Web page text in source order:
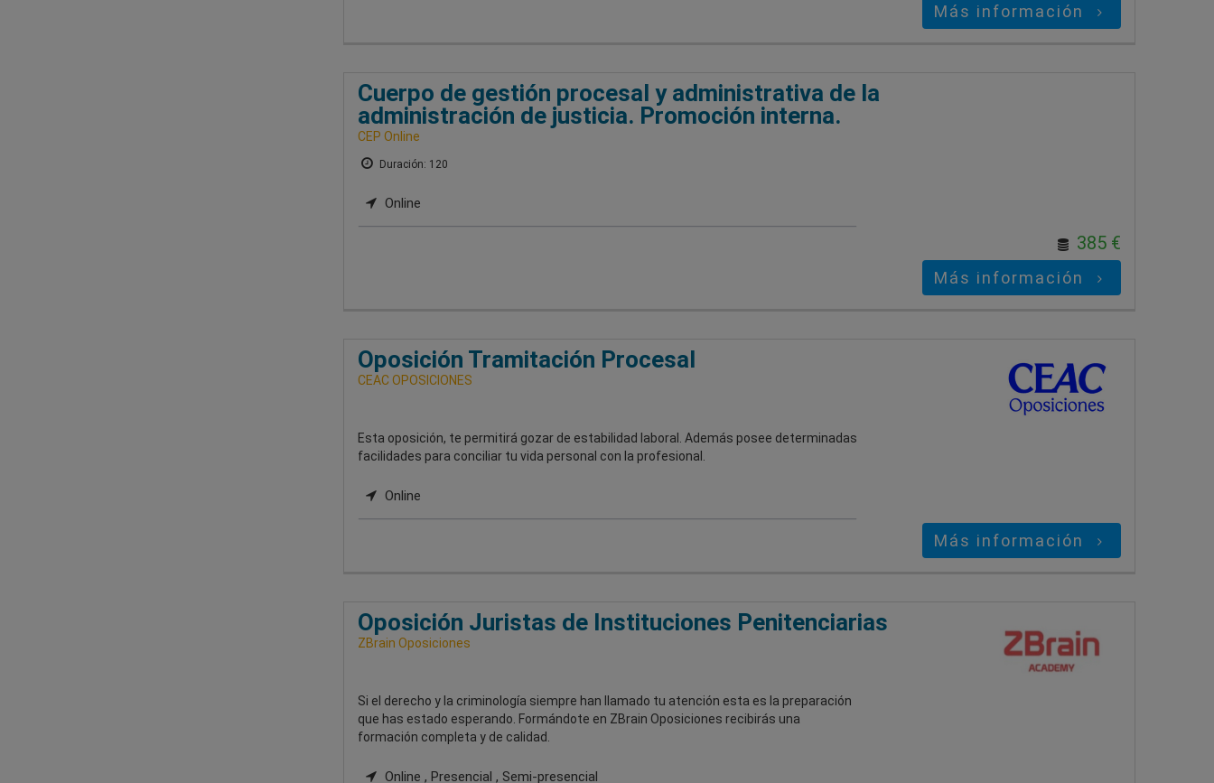
Más información
Cuerpo de gestión procesal y administrativa de la
administración de justicia. Promoción interna.
CEP Online
Duración: 120
Online
385 €
Más información
Oposición Tramitación Procesal
CEAC OPOSICIONES
Esta oposición, te permitirá gozar de estabilidad laboral. Además posee determinadas
facilidades para conciliar tu vida personal con la profesional.
Online
Más información
Oposición Juristas de Instituciones Penitenciarias
ZBrain Oposiciones
Si el derecho y la criminología siempre han llamado tu atención esta es la preparación
que has estado esperando. Formándote en ZBrain Oposiciones recibirás una
formación completa y de calidad.
Online , Presencial , Semi-presencial